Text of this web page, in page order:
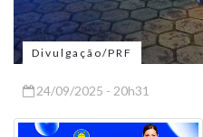
Divulgação/PRF
24/09/2025 - 20h31